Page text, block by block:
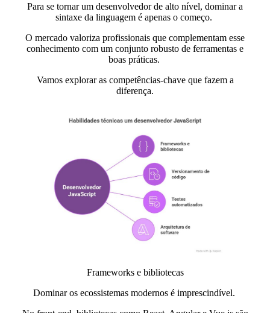
Para se tornar um desenvolvedor de alto nível, dominar a
sintaxe da linguagem é apenas o começo.
O mercado valoriza profissionais que complementam esse
conhecimento com um conjunto robusto de ferramentas e
boas práticas.
Vamos explorar as competências-chave que fazem a
diferença.
Frameworks e bibliotecas
Dominar os ecossistemas modernos é imprescindível.